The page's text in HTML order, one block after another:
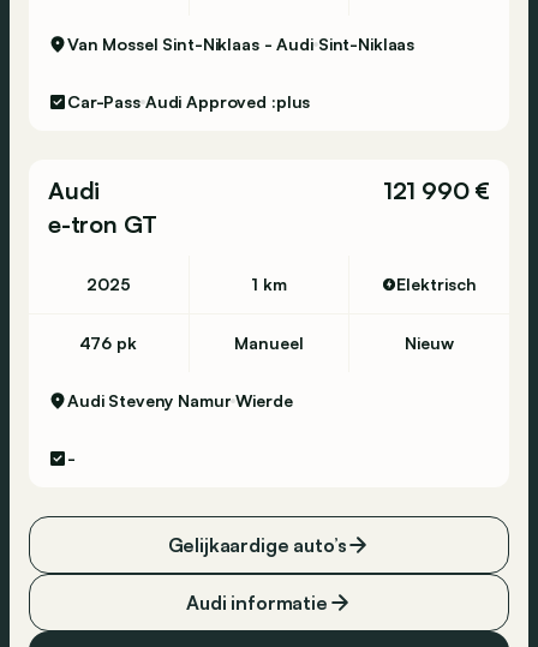
Van Mossel Sint-Niklaas - Audi Sint-Niklaas
Car-Pass Audi Approved :plus
Audi
e-tron GT
121 990 €
2025 1 km Elektrisch
476 pk Manueel Nieuw
Audi Steveny Namur Wierde
-
Audi informatie
Gelijkaardige auto’s